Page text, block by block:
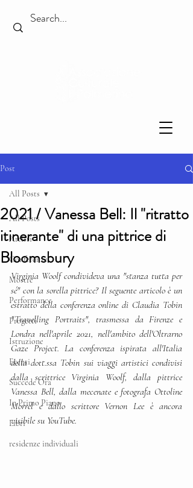
Post
All Posts
Artisti
Conferenze
Mostre
Performance
Progetti
Istruzione
Eventi
Succede Ora
In Primo Piano
Libri
residenze individuali
All Posts
2021 / Vanessa Bell: Il "ritratto
itinerante" di una pittrice di
Bloomsbury
Virginia Woolf condivideva una "stanza tutta per
sé" con la sorella pittrice? Il seguente articolo è un
estratto della conferenza online di Claudia Tobin
"Travelling Portraits", trasmessa da Firenze e
Londra nell'aprile 2021, nell'ambito dell'Oltrarno
Gaze Project. La conferenza ispirata all'Italia
della dott.ssa Tobin sui viaggi artistici condivisi
dalla scrittrice Virginia Woolf, dalla pittrice
Vanessa Bell, dalla mecenate e fotografa Ottoline
Morrel e dallo scrittore Vernon Lee è ancora
visibile su YouTube.